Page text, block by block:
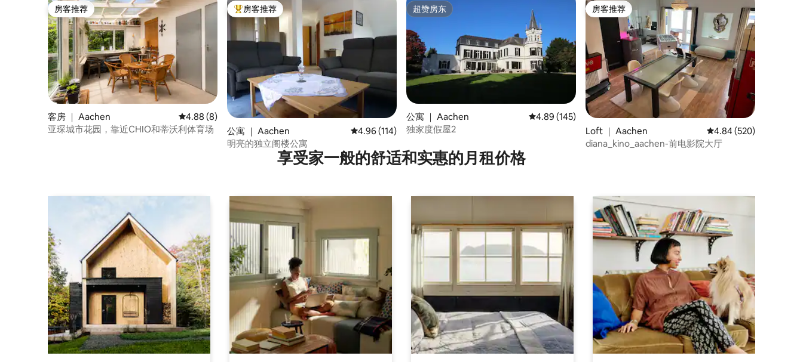
房客推荐
房客推荐
客房 ｜ Aachen 平均评分 4.88 分（满分 5 分），共 8 条评价
4.88 (8)
亚琛城市花园，靠近CHIO和蒂沃利体育场
热门「房客推荐」
房客推荐
公寓 ｜ Aachen 平均评分 4.96 分（满分 5 分），共 114 条评价
4.96 (114)
明亮的独立阁楼公寓
超赞房东
超赞房东
公寓 ｜ Aachen 平均评分 4.89 分（满分 5 分），共 145 条评价
4.89 (145)
独家度假屋2
房客推荐
房客推荐
Loft ｜ Aachen 平均评分 4.84 分（满
4.84 (520)
diana_kino_aachen-前电影院大厅
享受家一般的舒适和实惠的月租价格